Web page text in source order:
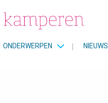
ONDERWERPEN | NIEUWS